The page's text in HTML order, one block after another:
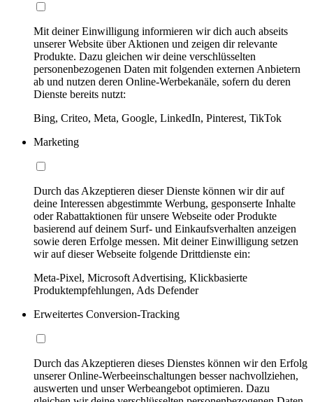
Mit deiner Einwilligung informieren wir dich auch abseits
unserer Website über Aktionen und zeigen dir relevante
Produkte. Dazu gleichen wir deine verschlüsselten
personenbezogenen Daten mit folgenden externen Anbietern
ab und nutzen deren Online-Werbekanäle, sofern du deren
Dienste bereits nutzt:
Bing, Criteo, Meta, Google, LinkedIn, Pinterest, TikTok
Marketing
Durch das Akzeptieren dieser Dienste können wir dir auf
deine Interessen abgestimmte Werbung, gesponserte Inhalte
oder Rabattaktionen für unsere Webseite oder Produkte
basierend auf deinem Surf- und Einkaufsverhalten anzeigen
sowie deren Erfolge messen. Mit deiner Einwilligung setzen
wir auf dieser Webseite folgende Drittdienste ein:
Meta-Pixel, Microsoft Advertising, Klickbasierte
Produktempfehlungen, Ads Defender
Erweitertes Conversion-Tracking
Durch das Akzeptieren dieses Dienstes können wir den Erfolg
unserer Online-Werbeeinschaltungen besser nachvollziehen,
auswerten und unser Werbeangebot optimieren. Dazu